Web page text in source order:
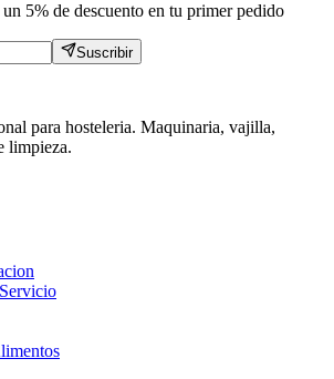
5% de descuento en tu primer pedido
Suscribir
para hosteleria. Maquinaria, vajilla,
limpieza.